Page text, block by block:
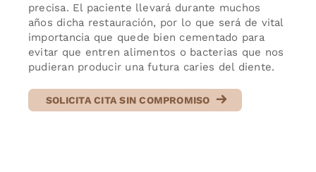
precisa. El paciente llevará durante muchos
años dicha restauración, por lo que será de vital
importancia que quede bien cementado para
evitar que entren alimentos o bacterias que nos
pudieran producir una futura caries del diente.
SOLICITA CITA SIN COMPROMISO